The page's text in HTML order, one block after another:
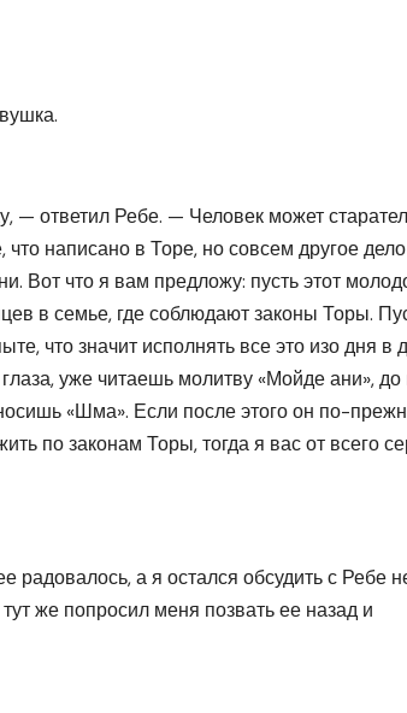
— ответил Ребе. — Человек может
что написано в Торе, но совсем другое
Вот что я вам предложу: пусть этот
в семье, где соблюдают законы Торы.
что значит исполнять все это изо дня в
уже читаешь молитву «Мойде ани», до
«Шма». Если после этого он по-
по законам Торы, тогда я вас от всего
радовалось, а я остался обсудить с Ребе
же попросил меня позвать ее назад и